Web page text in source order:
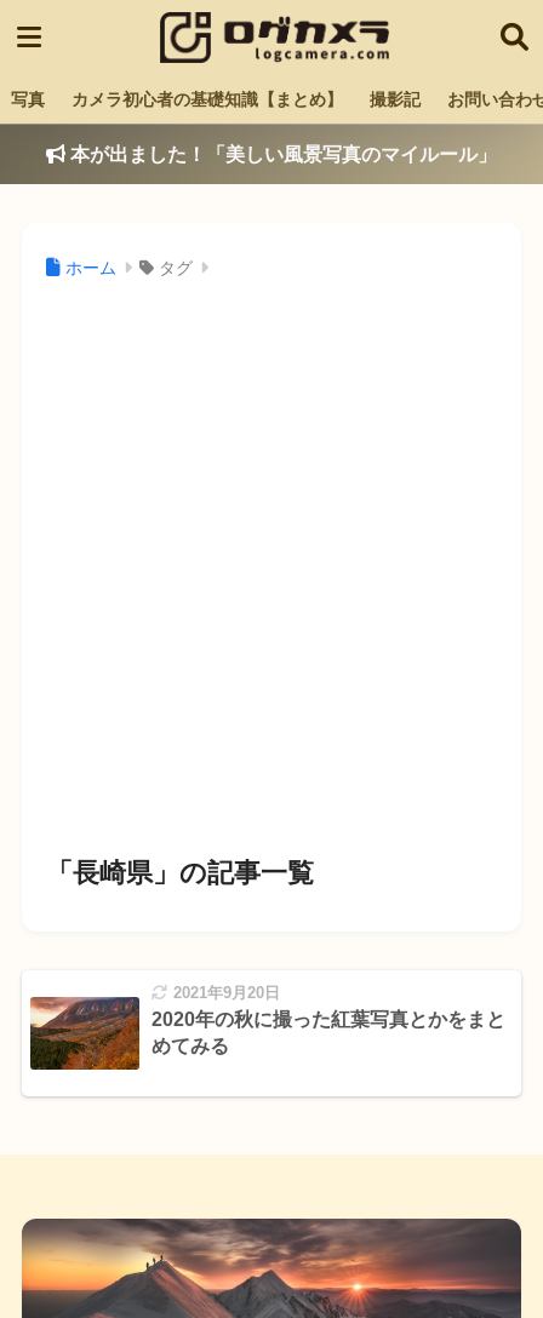
写真 カメラ初心者の基礎知識【まとめ】 撮影記 お問い合わ
本が出ました！「美しい風景写真のマイルール」
ホーム タグ
「長崎県」の記事一覧
2021年9月20日
2020年の秋に撮った紅葉写真とかをまと
めてみる